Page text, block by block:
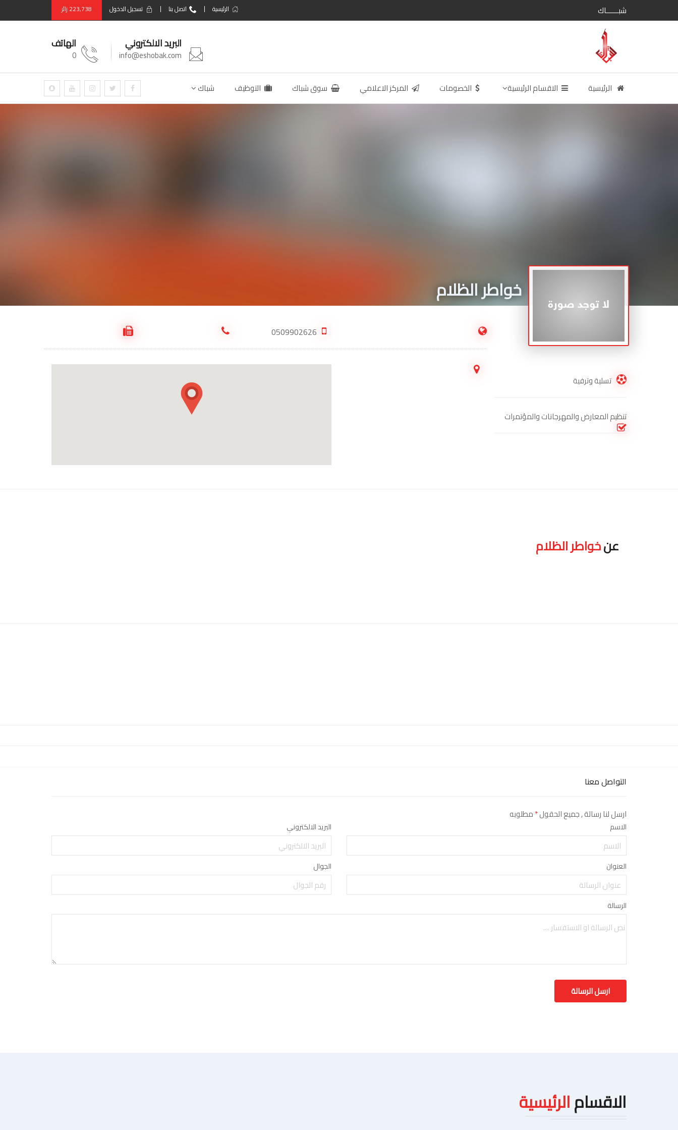
شبــــــاك الرئيسية اتصل بنا تسجيل الدخول 223,738 زائر
الهاتف
0
البريد الالكتروني
info@eshobak.com
الرئيسية الاقسام الرئيسية الخصومات المركز الاعلامي سوق شباك التوظيف شباك
خواطر الظلام
0509902626
تسلية وترفية
تنظيم المعارض والمهرجانات والمؤتمرات
عنخواطر الظلام
التواصل معنا
ارسل لنا رسالة , جميع الحقول*مطلوبه
الاسم البريد الالكتروني
العنوان الجوال
الرسالة
الاقسامالرئيسية